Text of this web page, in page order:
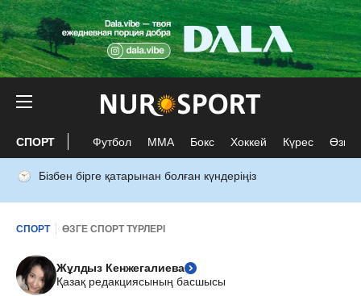
СПОРТ Футбол ММА Бокс Хоккей Күрес Өзге
Бізбен бірге қатарынан болған күндеріңіз
СПОРТ ӨЗГЕ СПОРТ ТҮРЛЕРІ
Жұлдыз Кенжегалиева
Қазақ редакциясының басшысы